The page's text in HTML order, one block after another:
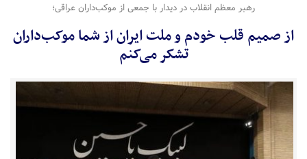
رهبر معظم انقلاب در دیدار با جمعی از موکب‌داران عراقی؛
از صمیم قلب خودم و ملت ایران از شما موکب‌داران
تشکر می‌کنم